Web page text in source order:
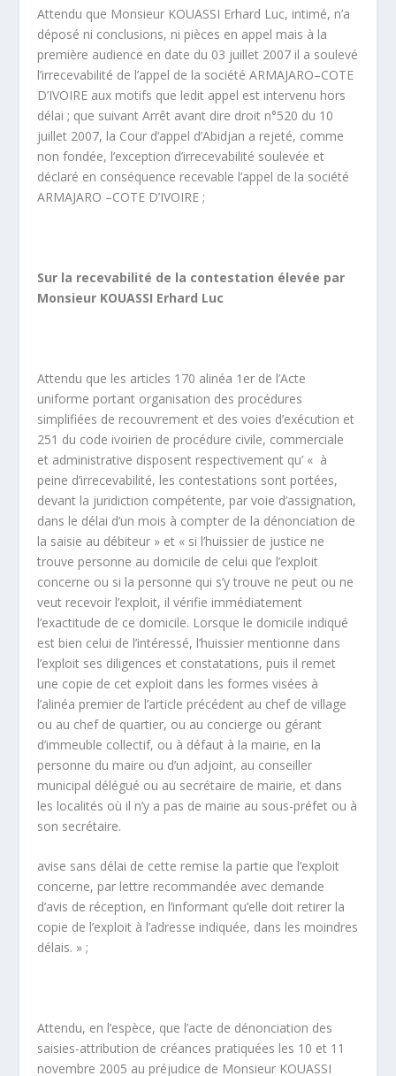
Attendu que Monsieur KOUASSI Erhard Luc, intimé, n’a
déposé ni conclusions, ni pièces en appel mais à la
première audience en date du 03 juillet 2007 il a soulevé
l’irrecevabilité de l’appel de la société ARMAJARO–COTE
D’IVOIRE aux motifs que ledit appel est intervenu hors
délai ; que suivant Arrêt avant dire droit n°520 du 10
juillet 2007, la Cour d’appel d’Abidjan a rejeté, comme
non fondée, l’exception d’irrecevabilité soulevée et
déclaré en conséquence recevable l’appel de la société
ARMAJARO –COTE D’IVOIRE ;
Sur la recevabilité de la contestation élevée par
Monsieur KOUASSI Erhard Luc
Attendu que les articles 170 alinéa 1 er de l’Acte
uniforme portant organisation des procédures
simplifiées de recouvrement et des voies d’exécution et
251 du code ivoirien de procédure civile, commerciale
et administrative disposent respectivement qu’ « à
peine d’irrecevabilité, les contestations sont portées,
devant la juridiction compétente, par voie d’assignation,
dans le délai d’un mois à compter de la dénonciation de
la saisie au débiteur » et « si l’huissier de justice ne
trouve personne au domicile de celui que l’exploit
concerne ou si la personne qui s’y trouve ne peut ou ne
veut recevoir l’exploit, il vérifie immédiatement
l’exactitude de ce domicile. Lorsque le domicile indiqué
est bien celui de l’intéressé, l’huissier mentionne dans
l’exploit ses diligences et constatations, puis il remet
une copie de cet exploit dans les formes visées à
l’alinéa premier de l’article précédent au chef de village
ou au chef de quartier, ou au concierge ou gérant
d’immeuble collectif, ou à défaut à la mairie, en la
personne du maire ou d’un adjoint, au conseiller
municipal délégué ou au secrétaire de mairie, et dans
les localités où il n’y a pas de mairie au sous-préfet ou à
son secrétaire.
avise sans délai de cette remise la partie que l’exploit
concerne, par lettre recommandée avec demande
d’avis de réception, en l’informant qu’elle doit retirer la
copie de l’exploit à l’adresse indiquée, dans les moindres
délais. » ;
Attendu, en l’espèce, que l’acte de dénonciation des
saisies-attribution de créances pratiquées les 10 et 11
novembre 2005 au préjudice de Monsieur KOUASSI